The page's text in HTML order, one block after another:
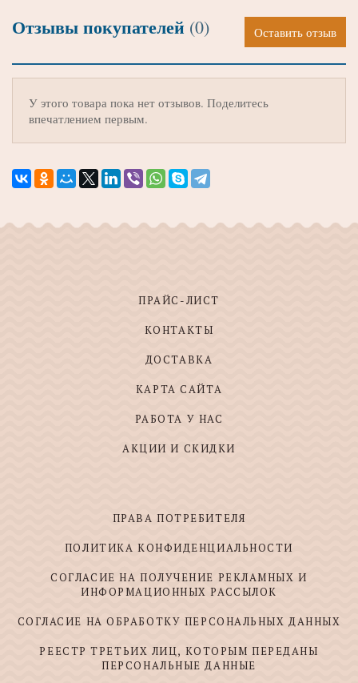
Отзывы покупателей (0) Оставить отзыв
У этого товара пока нет отзывов. Поделитесь
впечатлением первым.
ПРАЙС-ЛИСТ
КОНТАКТЫ
ДОСТАВКА
КАРТА САЙТА
РАБОТА У НАС
АКЦИИ И СКИДКИ
ПРАВА ПОТРЕБИТЕЛЯ
ПОЛИТИКА КОНФИДЕНЦИАЛЬНОСТИ
СОГЛАСИЕ НА ПОЛУЧЕНИЕ РЕКЛАМНЫХ И
ИНФОРМАЦИОННЫХ РАССЫЛОК
СОГЛАСИЕ НА ОБРАБОТКУ ПЕРСОНАЛЬНЫХ ДАННЫХ
РЕЕСТР ТРЕТЬИХ ЛИЦ, КОТОРЫМ ПЕРЕДАНЫ
ПЕРСОНАЛЬНЫЕ ДАННЫЕ